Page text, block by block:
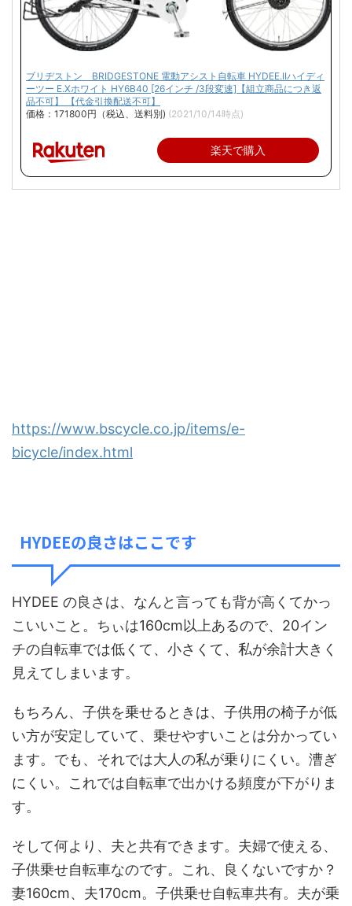
ブリヂストン BRIDGESTONE 電動アシスト自転車 HYDEE.IIハイディ
ーツー E.Xホワイト HY6B40 [26インチ /3段変速]【組立商品につき返
品不可】 【代金引換配送不可】
価格：171800円（税込、送料別) (2021/10/14時点)
楽天で購入
https://www.bscycle.co.jp/items/e-
bicycle/index.html
HYDEEの良さはここです
HYDEE の良さは、なんと言っても背が高くてかっ
こいいこと。ちぃは160cm以上あるので、20イン
チの自転車では低くて、小さくて、私が余計大きく
見えてしまいます。
もちろん、子供を乗せるときは、子供用の椅子が低
い方が安定していて、乗せやすいことは分かってい
ます。でも、それでは大人の私が乗りにくい。漕ぎ
にくい。これでは自転車で出かける頻度が下がりま
す。
そして何より、夫と共有できます。夫婦で使える、
子供乗せ自転車なのです。これ、良くないですか？
妻160cm、夫170cm。子供乗せ自転車共有。夫が乗